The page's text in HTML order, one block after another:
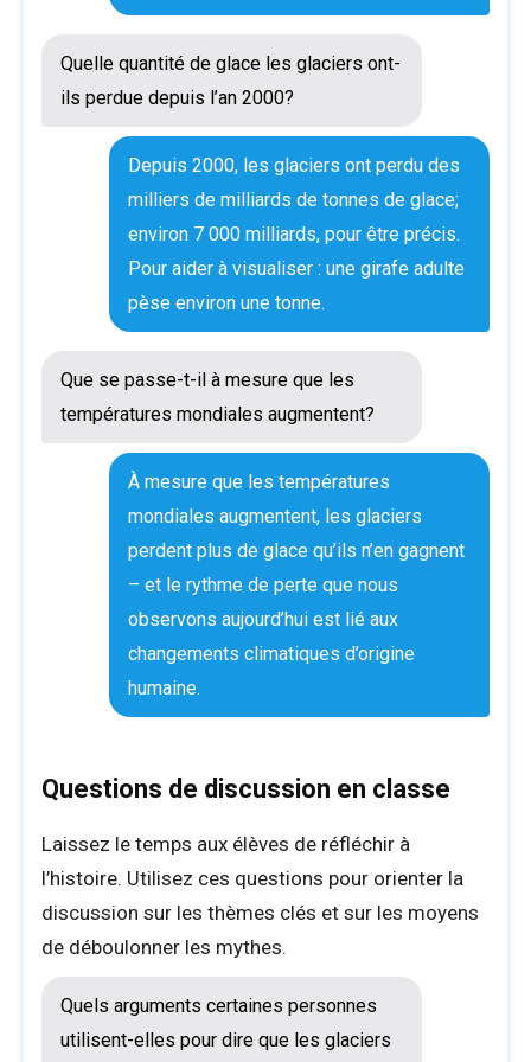
Nom*
Dis-nous comment s'est passée ton activité*
Glissez‑déposez vos fichiers,Choisir des fichiers à
c
t
v
t
é
v
o
Quelle quantité de glace les glaciers ont-
ils perdue depuis l’an 2000?
Depuis 2000, les glaciers ont perdu des
milliers de milliards de tonnes de glace;
environ 7 000 milliards, pour être précis.
Pour aider à visualiser : une girafe adulte
pèse environ une tonne.
Que se passe-t-il à mesure que les
températures mondiales augmentent?
À mesure que les températures
mondiales augmentent, les glaciers
perdent plus de glace qu’ils n’en gagnent
– et le rythme de perte que nous
observons aujourd’hui est lié aux
changements climatiques d’origine
humaine.
Questions de discussion en classe
Laissez le temps aux élèves de réfléchir à
l’histoire. Utilisez ces questions pour orienter la
discussion sur les thèmes clés et sur les moyens
de déboulonner les mythes.
Quels arguments certaines personnes
utilisent-elles pour dire que les glaciers